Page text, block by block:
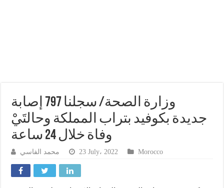
وزارة الصحة/ سجلنا 797 إصابة
جديدة بكوفيد بتراب المملكة وحالتَيْ
وفاة خلال 24 ساعة
محمد الفاسي 23 July، 2022 Morocco